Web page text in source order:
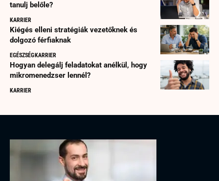
tanulj belőle?
KARRIER
Kiégés elleni stratégiák vezetőknek és
dolgozó férfiaknak
EGÉSZSÉGKARRIER
Hogyan delegálj feladatokat anélkül, hogy
mikromenedzser lennél?
KARRIER